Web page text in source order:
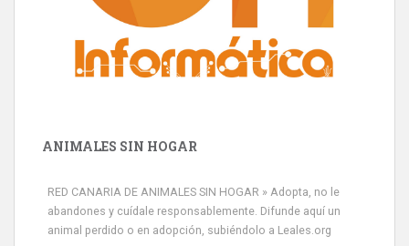
ANIMALES SIN HOGAR
RED CANARIA DE ANIMALES SIN HOGAR » Adopta, no le
abandones y cuídale responsablemente. Difunde aquí un
animal perdido o en adopción, subiéndolo a Leales.org